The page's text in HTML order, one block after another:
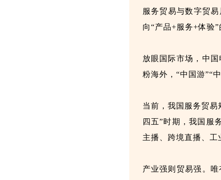
服务贸易与数字贸
向“产品+服务+体验
放眼国际市场，中
粉海外，“中国游”“
当前，我国服务贸
四五”时期，我国服
主播、跨境直播、
产业强则贸易强。